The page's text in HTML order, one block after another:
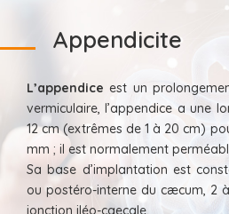
Appendicite
L’appendice est un
vermiculaire, l’appendice a une
12 cm (extrêmes de 1 à 20 cm)
mm ; il est normalement
Sa base d’implantation est
ou postéro-interne du cæcum, 2
jonction iléo-caecale.